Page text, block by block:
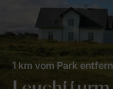
1 km vom Park